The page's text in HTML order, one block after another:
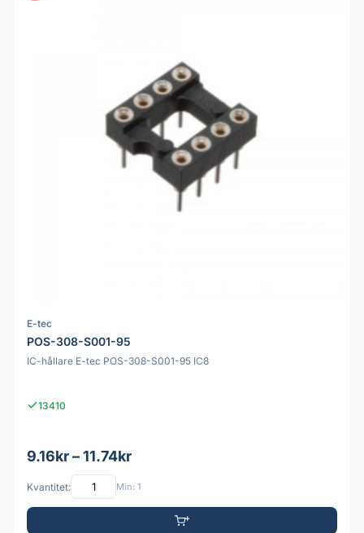
E-tec
POS-308-S001-95
IC-hållare E-tec POS-308-S001-95 IC8
13410
9.16kr – 11.74kr
Kvantitet: Min: 1